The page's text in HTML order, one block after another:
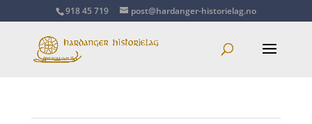
918 45 719 post@hardanger-historielag.no